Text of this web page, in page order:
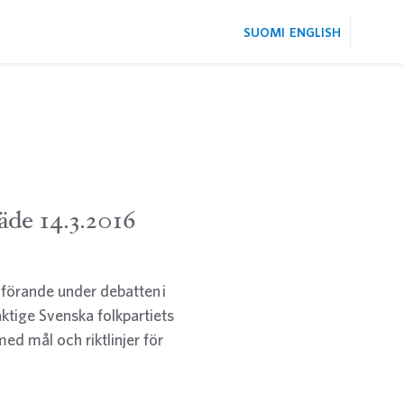
ENGLISH
SUOMI
14.3.2016
under debatten i
Svenska folkpartiets
mål och riktlinjer för